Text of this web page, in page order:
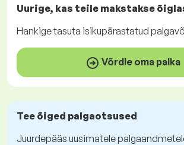
Uurige, kas teile makstakse
Hankigetasuta isikupärastatud
Võrdle oma palka
Tee õiged palgaotsused
Juurdepääs uusimatele